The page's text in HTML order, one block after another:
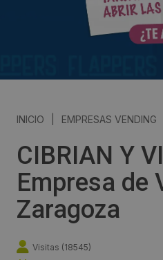
INICIO EMPRESAS VENDING
CIBRIAN Y
Empresa de
Zaragoza
Visitas (18545)